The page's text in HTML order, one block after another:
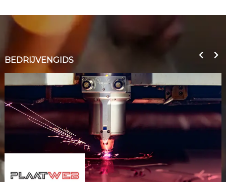
BEDRIJVENGIDS